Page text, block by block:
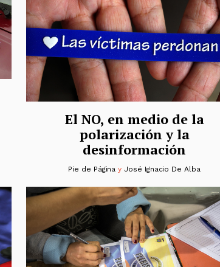
El NO, en medio de la
polarización y la
desinformación
Pie de Página y José Ignacio De Alba